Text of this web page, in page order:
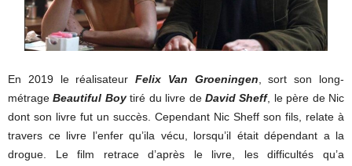
En 2019 le réalisateur Felix Van Groeningen, sort son long-
métrageBeautiful Boytiré du livre de David Sheff, le père de Nic
dont son livre fut un succès. Cependant Nic Sheff son fils, relate à
travers ce livre l’enfer qu’ila vécu, lorsqu’il était dépendant a la
drogue. Le film retrace d’après le livre, les difficultés qu’a